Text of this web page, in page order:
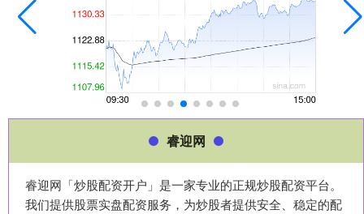
睿迎网
睿迎网「炒股配资开户」是一家专业的正规炒股配资平台。
我们提供股票实盘配资服务，为炒股者提供安全、稳定的配